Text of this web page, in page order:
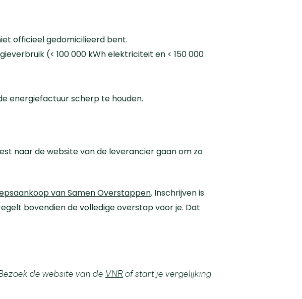
officieel gedomicilieerd bent.
(< 100 000 kWh elektriciteit en < 150 000
energiefactuur scherp te houden.
naar de website van de leverancier gaan om zo
vanSamen Overstappen. Inschrijven is
bovendien de volledige overstap voor je. Dat
de website van de VNRof start je vergelijking